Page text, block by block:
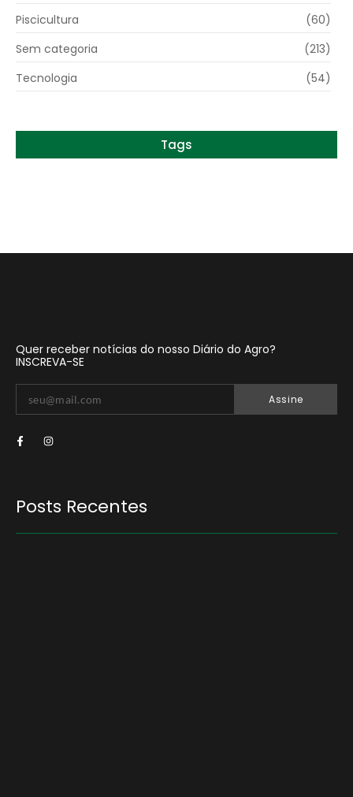
Piscicultura
(60)
Sem categoria
(213)
Tecnologia
(54)
Tags
Quer receber notícias do nosso Diário do Agro?
INSCREVA-SE
Assine
Posts Recentes